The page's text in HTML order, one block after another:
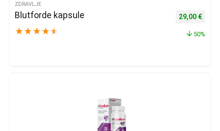
ZDRAVLJE
Blutforde kapsule
★ ★ ★ ★ ★
Izvorna
29,00 €
50%